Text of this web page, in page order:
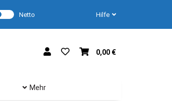
Netto Hilfe
0,00 €
Mehr